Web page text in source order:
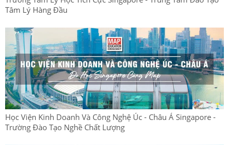
Tâm Lý Hàng Đầu
Học Viện Kinh Doanh Và Công Nghệ Úc - Châu Á Singapore -
Trường Đào Tạo Nghề Chất Lượng